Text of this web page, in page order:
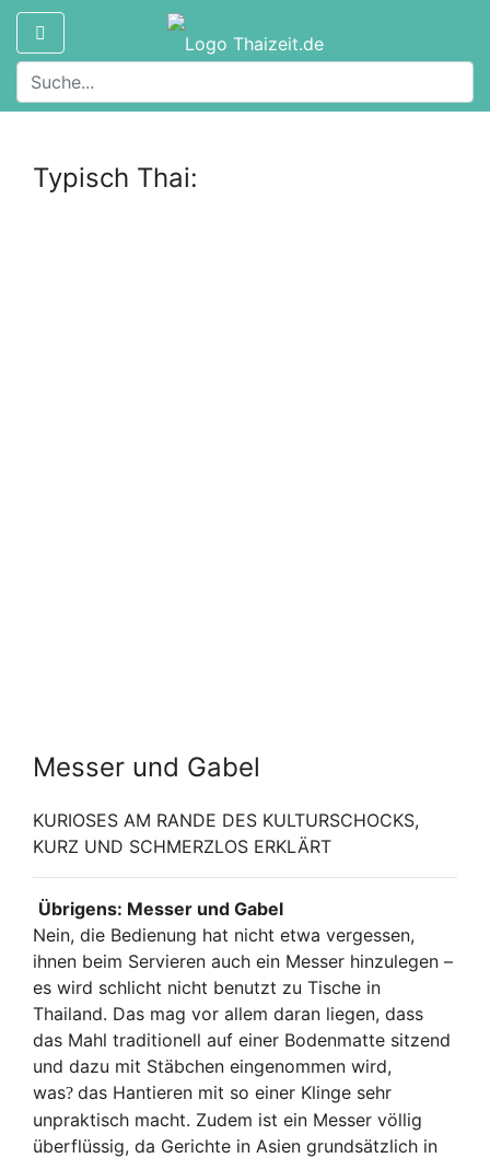
Typisch Thai:
Messer und Gabel
KURIOSES AM RANDE DES KULTURSCHOCKS,
KURZ UND SCHMERZLOS ERKLÄRT
Übrigens: Messer und Gabel
Nein, die Bedienung hat nicht etwa vergessen,
ihnen beim Servieren auch ein Messer hinzulegen –
es wird schlicht nicht benutzt zu Tische in
Thailand. Das mag vor allem daran liegen, dass
das Mahl traditionell auf einer Bodenmatte sitzend
und dazu mit Stäbchen eingenommen wird,
was? das Hantieren mit so einer Klinge sehr
unpraktisch macht. Zudem ist ein Messer völlig
überflüssig, da Gerichte in Asien grundsätzlich in